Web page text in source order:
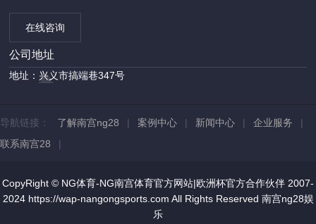
在线咨询
公司地址
地址：兴义市搞端巷347号
导航链接： 了解南宫ng28 | 案例中心 | 新闻中心 | 企业服务 |
联系南宫28 |
CopyRight © NG体育-NG南宫体育官方网站|欧洲杯官方合作伙伴 2007-
2024 https://wap-nangongsports.com All Rights Reserved 南宫ng28娱
乐